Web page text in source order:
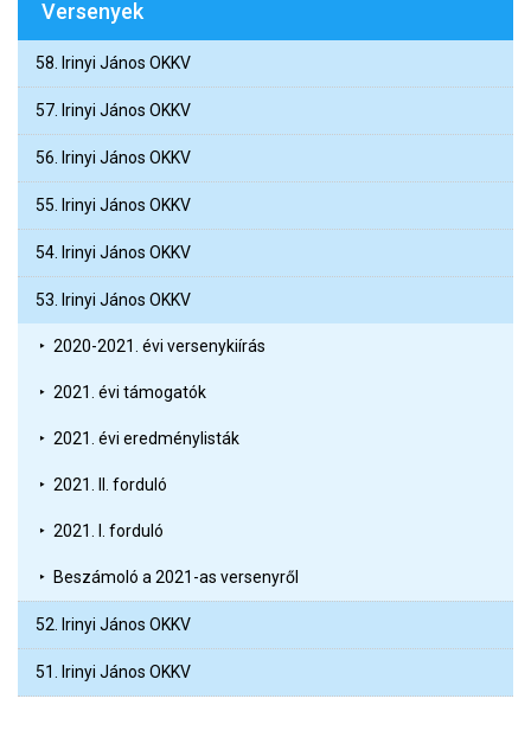
Versenyek
58. Irinyi János OKKV
57. Irinyi János OKKV
56. Irinyi János OKKV
55. Irinyi János OKKV
54. Irinyi János OKKV
53. Irinyi János OKKV
2020-2021. évi versenykiírás
2021. évi támogatók
2021. évi eredménylisták
2021. II. forduló
2021. I. forduló
Beszámoló a 2021-as versenyről
52. Irinyi János OKKV
51. Irinyi János OKKV